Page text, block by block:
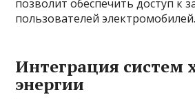
позволит обеспечить доступ к
пользователей электромобилей.
Интеграция систем
энергии